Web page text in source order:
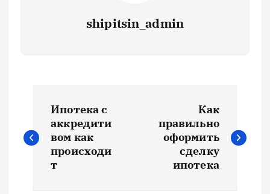
shipitsin_admin
а
Ипотека с
аккредити
вом как
происходи
т
Как
правильно
оформить
сделку
ипотека